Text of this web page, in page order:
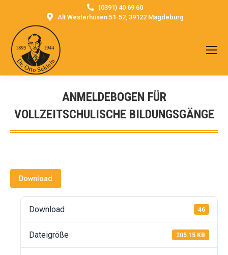
(0391) 40 69 60
Alt Westerhüsen 51-52, 39122 Magdeburg
ANMELDEBOGEN FÜR
VOLLZEITSCHULISCHE BILDUNGSGÄNGE
Sie befinden sich hier:
Download
Download 46
Dateigröße 205.15 KB